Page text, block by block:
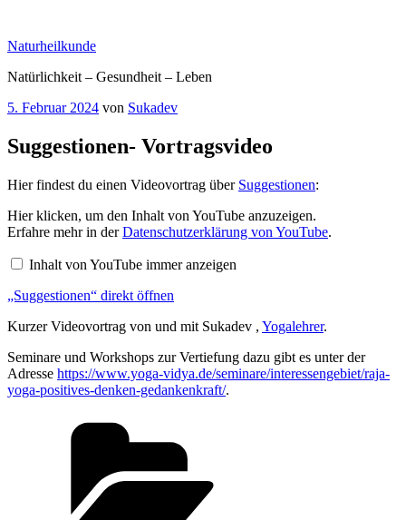
springen
Naturheilkunde
Natürlichkeit – Gesundheit – Leben
Veröffentlicht
5. Februar 2024 von Sukadev
Suggestionen- Vortragsvideo
Hier findest du einen Videovortrag über Suggestionen:
„Suggestionen“
von
YouTube
Hier klicken, um den Inhalt von YouTube anzuzeigen.
Erfahre mehr in derDatenschutzerklärung von YouTube.
Inhalt von YouTube immer anzeigen
„Suggestionen“ direkt öffnen
Kurzer Videovortrag von und mit Sukadev , Yogalehrer.
Seminare und Workshops zur Vertiefung dazu gibt es unter der
Adresse https://www.yoga-vidya.de/seminare/interessengebiet/raja-
yoga-positives-denken-gedankenkraft/.